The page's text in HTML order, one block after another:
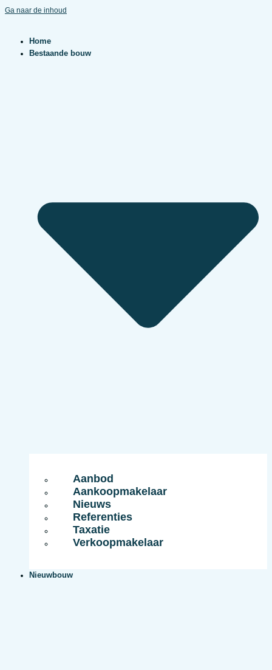
Ga naar de inhoud
Home
Bestaande bouw
Aanbod
Aankoopmakelaar
Nieuws
Referenties
Taxatie
Verkoopmakelaar
Nieuwbouw